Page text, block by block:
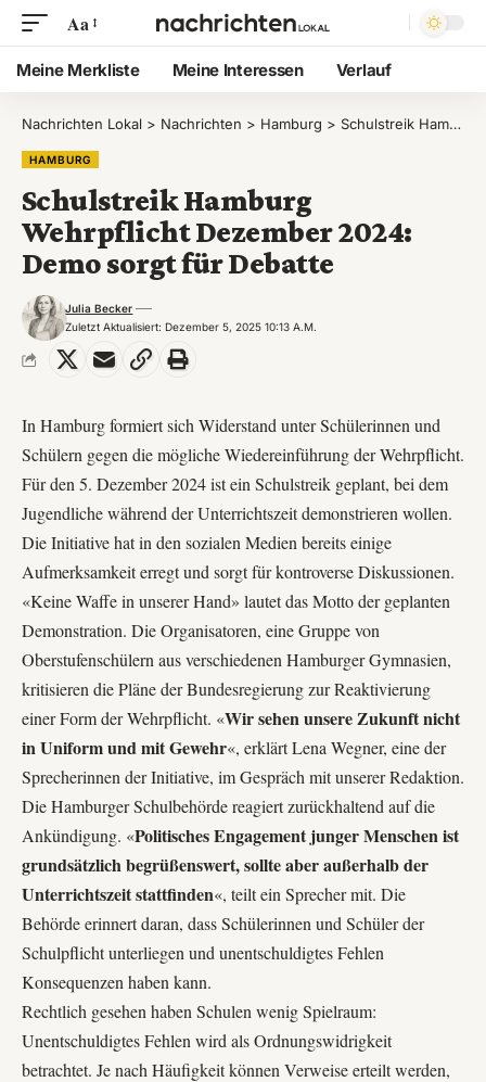
Aa
Meine Merkliste Meine Interessen Verlauf
Nachrichten Lokal > Nachrichten > Hamburg > Schulstreik Hamburg Wehrpflicht Dezember 2024: Demo sorgt für Debatte
HAMBURG
Schulstreik Hamburg
Wehrpflicht Dezember 2024:
Demo sorgt für Debatte
Zuletzt Aktualisiert: Dezember 5, 2025 10:13 A.m.
Julia Becker
In Hamburg formiert sich Widerstand unter Schülerinnen und
Schülern gegen die mögliche Wiedereinführung der Wehrpflicht.
Für den 5. Dezember 2024 ist ein Schulstreik geplant, bei dem
Jugendliche während der Unterrichtszeit demonstrieren wollen.
Die Initiative hat in den sozialen Medien bereits einige
Aufmerksamkeit erregt und sorgt für kontroverse Diskussionen.
«Keine Waffe in unserer Hand» lautet das Motto der geplanten
Demonstration. Die Organisatoren, eine Gruppe von
Oberstufenschülern aus verschiedenen Hamburger Gymnasien,
kritisieren die Pläne der Bundesregierung zur Reaktivierung
einer Form der Wehrpflicht. «Wir sehen unsere Zukunft nicht
in Uniform und mit Gewehr«, erklärt Lena Wegner, eine der
Sprecherinnen der Initiative, im Gespräch mit unserer Redaktion.
Die Hamburger Schulbehörde reagiert zurückhaltend auf die
Ankündigung. «Politisches Engagement junger Menschen ist
grundsätzlich begrüßenswert, sollte aber außerhalb der
Unterrichtszeit stattfinden«, teilt ein Sprecher mit. Die
Behörde erinnert daran, dass Schülerinnen und Schüler der
Schulpflicht unterliegen und unentschuldigtes Fehlen
Konsequenzen haben kann.
Rechtlich gesehen haben Schulen wenig Spielraum:
Unentschuldigtes Fehlen wird als Ordnungswidrigkeit
betrachtet. Je nach Häufigkeit können Verweise erteilt werden,